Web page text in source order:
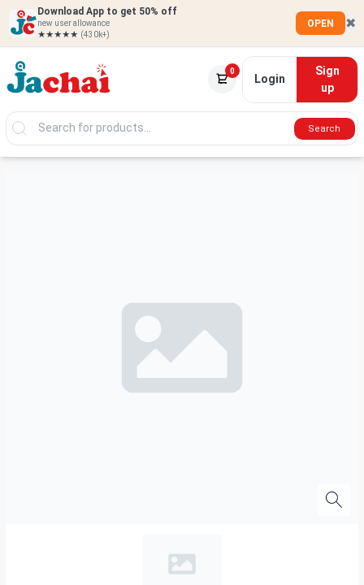
Download App to get 50% off
new user allowance
★★★★★ (430k+)
OPEN ✖
0
Login
Sign
up
Search